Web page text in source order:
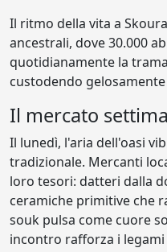
Il ritmo della vita a
ancestrali, dove 30.000
quotidianamente la
custodendo
Il mercato
Il lunedì, l'aria dell'oasi
tradizionale. Mercanti
loro tesori: datteri dalla
ceramiche primitive che
souk pulsa come cuore
incontro rafforza i